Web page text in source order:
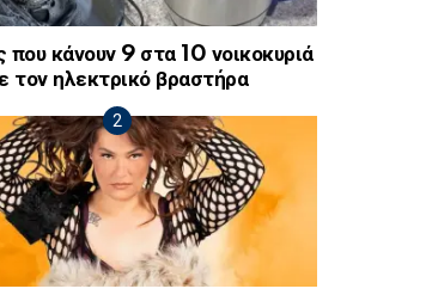
που κάνουν 9 στα 10 νοικοκυριά
τον ηλεκτρικό βραστήρα